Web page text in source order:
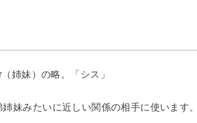
姉妹）の略。「シス」
妹みたいに近しい関係の相手に使います。